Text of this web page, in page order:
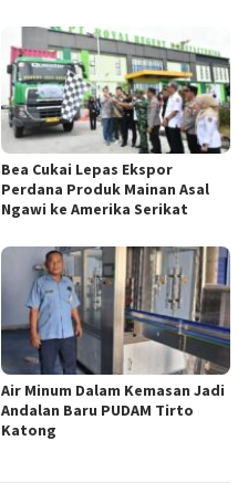
Bea Cukai Lepas Ekspor
Perdana Produk Mainan Asal
Ngawi ke Amerika Serikat
Air Minum Dalam Kemasan Jadi
Andalan Baru PUDAM Tirto
Katong